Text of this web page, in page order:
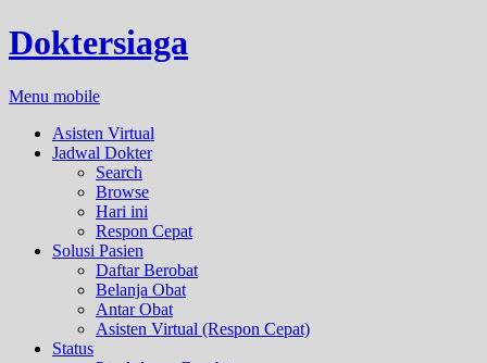
Doktersiaga
Menu mobile
Asisten Virtual
Jadwal Dokter
Search
Browse
Hari ini
Respon Cepat
Solusi Pasien
Daftar Berobat
Belanja Obat
Antar Obat
Asisten Virtual (Respon Cepat)
Status